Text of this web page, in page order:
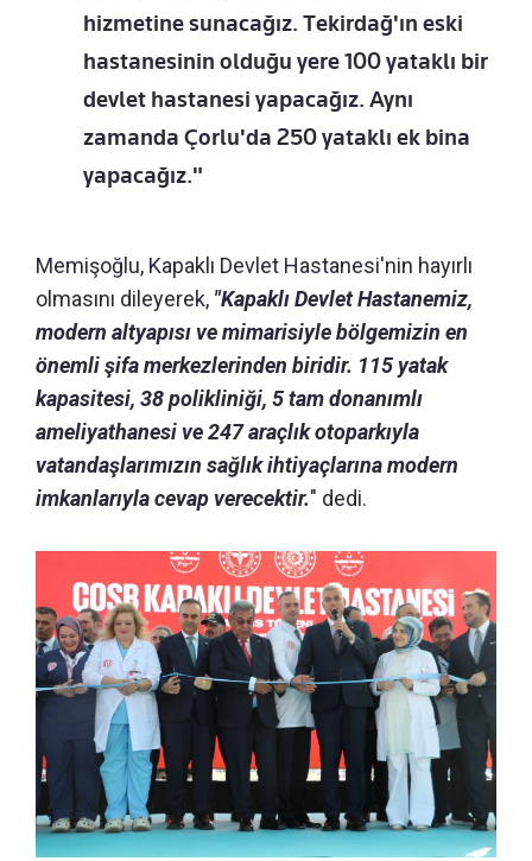
hizmetine sunacağız. Tekirdağ'ın eski
hastanesinin olduğu yere 100 yataklı bir
devlet hastanesi yapacağız. Aynı
zamanda Çorlu'da 250 yataklı ek bina
yapacağız."
Memişoğlu, Kapaklı Devlet Hastanesi'nin hayırlı
olmasını dileyerek, "Kapaklı Devlet Hastanemiz,
modern altyapısı ve mimarisiyle bölgemizin en
önemli şifa merkezlerinden biridir. 115 yatak
kapasitesi, 38 polikliniği, 5 tam donanımlı
ameliyathanesi ve 247 araçlık otoparkıyla
vatandaşlarımızın sağlık ihtiyaçlarına modern
imkanlarıyla cevap verecektir." dedi.